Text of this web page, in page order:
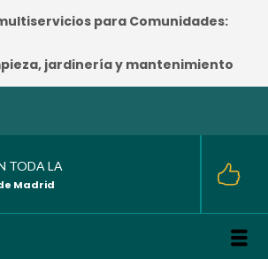
para Comunidades:
jardinería y mantenimiento
TODA LA
Madrid